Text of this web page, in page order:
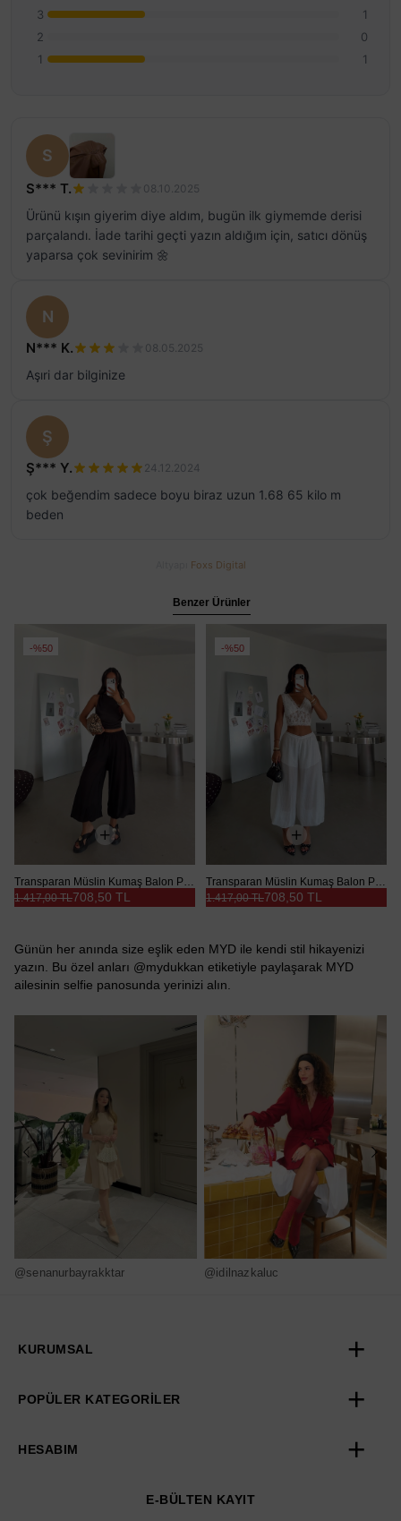
3
1
2
0
1
1
S
S*** T. 08.10.2025
Ürünü kışın giyerim diye aldım, bugün ilk giymemde derisi
parçalandı. İade tarihi geçti yazın aldığım için, satıcı dönüş
yaparsa çok sevinirim 🌼
N
N*** K. 08.05.2025
Aşıri dar bilginize
Ş
Ş*** Y. 24.12.2024
çok beğendim sadece boyu biraz uzun 1.68 65 kilo m
beden
Foxs Digital
Benzer Ürünler
%50
708,50 TL
1.417,00 TL
%50
708,50 TL
1.417,00 TL
Günün her anında size eşlik eden MYD ile kendi stil hikayenizi
yazın. Bu özel anları @mydukkan etiketiyle paylaşarak MYD
ailesinin selfie panosunda yerinizi alın.
@senanurbayrakktar @idilnazkaluc
KURUMSAL
POPÜLER KATEGORİLER
HESABIM
E-BÜLTEN KAYIT